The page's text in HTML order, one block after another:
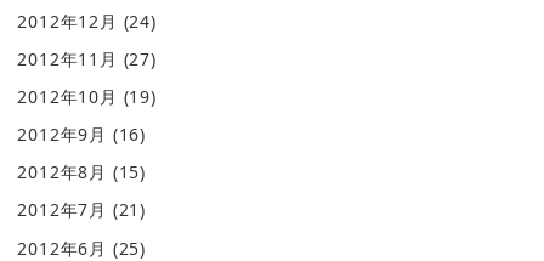
2012年12月 (24)
2012年11月 (27)
2012年10月 (19)
2012年9月 (16)
2012年8月 (15)
2012年7月 (21)
2012年6月 (25)